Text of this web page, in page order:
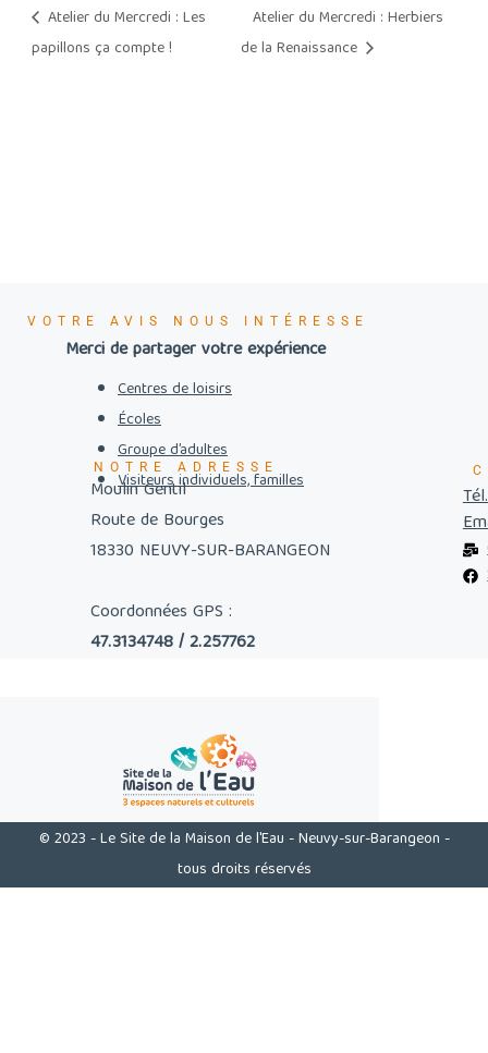
Atelier du Mercredi : Les
papillons ça compte !
Atelier du Mercredi : Herbiers
de la Renaissance
VOTRE AVIS NOUS INTÉRESSE
Merci de partager votre expérience
Centres de loisirs
Écoles
Groupe d’adultes
Visiteurs individuels, familles
NOTRE ADRESSE
Moulin Gentil
Route de Bourges
18330 NEUVY-SUR-BARANGEON
Coordonnées GPS :
47.3134748 / 2.257762
© 2023 - Le Site de la Maison de l'Eau - Neuvy-sur-Barangeon -
tous droits réservés